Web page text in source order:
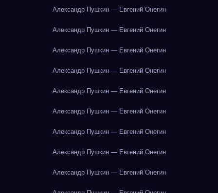
Александр Пушкин — Евгений Онегин
Александр Пушкин — Евгений Онегин
Александр Пушкин — Евгений Онегин
Александр Пушкин — Евгений Онегин
Александр Пушкин — Евгений Онегин
Александр Пушкин — Евгений Онегин
Александр Пушкин — Евгений Онегин
Александр Пушкин — Евгений Онегин
Александр Пушкин — Евгений Онегин